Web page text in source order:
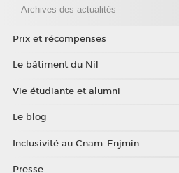
Archives des actualités
Prix et récompenses
Le bâtiment du Nil
Vie étudiante et alumni
Le blog
Inclusivité au Cnam-Enjmin
Presse